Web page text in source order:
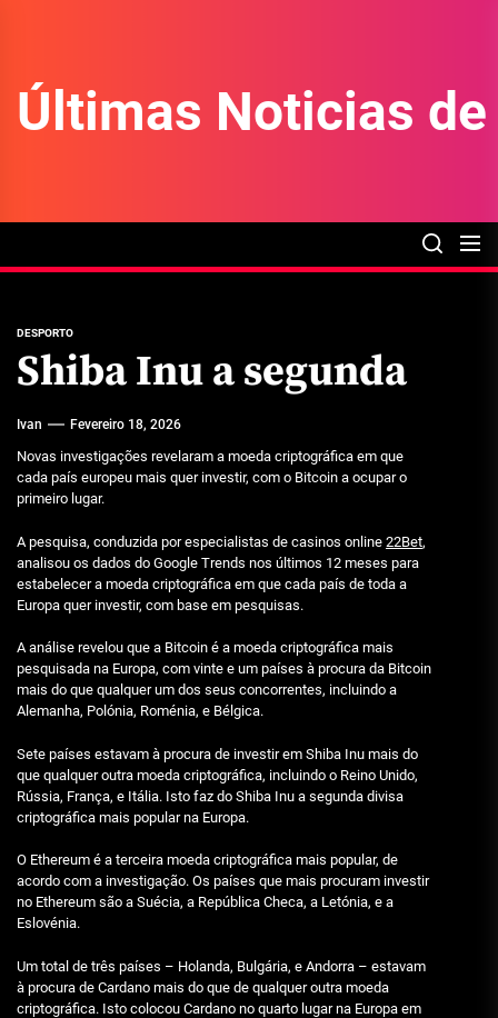
content
Últimas Noticias
DESPORTO
Shiba Inu a segunda
Ivan Fevereiro 18, 2026
Novas investigações revelaram a moeda criptográfica em que
cada país europeu mais quer investir, com o Bitcoin a ocupar o
primeiro lugar.
A pesquisa, conduzida por especialistas de casinos online 22Bet,
analisou os dados do Google Trends nos últimos 12 meses para
estabelecer a moeda criptográfica em que cada país de toda a
Europa quer investir, com base em pesquisas.
A análise revelou que a Bitcoin é a moeda criptográfica mais
pesquisada na Europa, com vinte e um países à procura da Bitcoin
mais do que qualquer um dos seus concorrentes, incluindo a
Alemanha, Polónia, Roménia, e Bélgica.
Sete países estavam à procura de investir em Shiba Inu mais do
que qualquer outra moeda criptográfica, incluindo o Reino Unido,
Rússia, França, e Itália. Isto faz do Shiba Inu a segunda divisa
criptográfica mais popular na Europa.
O Ethereum é a terceira moeda criptográfica mais popular, de
acordo com a investigação. Os países que mais procuram investir
no Ethereum são a Suécia, a República Checa, a Letónia, e a
Eslovénia.
Um total de três países – Holanda, Bulgária, e Andorra – estavam
à procura de Cardano mais do que de qualquer outra moeda
criptográfica. Isto colocou Cardano no quarto lugar na Europa em